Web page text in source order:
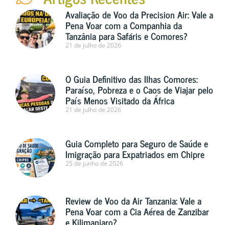
Avaliação de Voo da Precision Air: Vale a
Pena Voar com a Companhia da
Tanzânia para Safáris e Comores?
21 de julho de 2026
O Guia Definitivo das Ilhas Comores:
Paraíso, Pobreza e o Caos de Viajar pelo
País Menos Visitado da África
21 de julho de 2026
Guia Completo para Seguro de Saúde e
Imigração para Expatriados em Chipre
25 de junho de 2026
Review de Voo da Air Tanzania: Vale a
Pena Voar com a Cia Aérea de Zanzibar